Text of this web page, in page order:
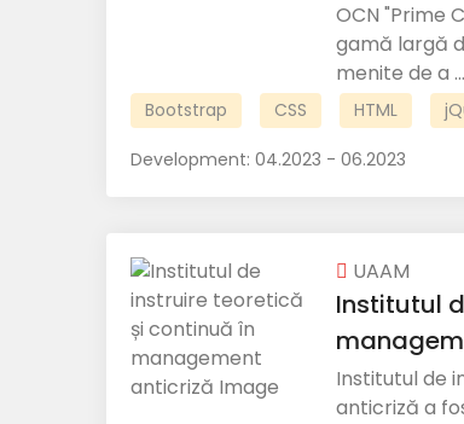
OCN "Prime
gamă largă
menite de a ...
Bootstrap CSS HTML
Development: 04.2023 - 06.2023
UAAM
Institutul
Institutul de
anticriză a